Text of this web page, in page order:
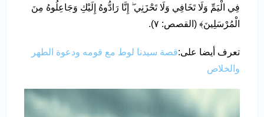
فِي الْيَمِّ وَلَا تَخَافِي وَلَا تَحْزَنِي ۖ إِنَّا رَادُّوهُ إِلَيْكِ وَجَاعِلُوهُ مِنَ
الْمُرْسَلِينَ﴾ (القصص: ٧).
تعرف أيضا على:قصة سيدنا لوط مع قومه ودعوة الطهر
والخلاص